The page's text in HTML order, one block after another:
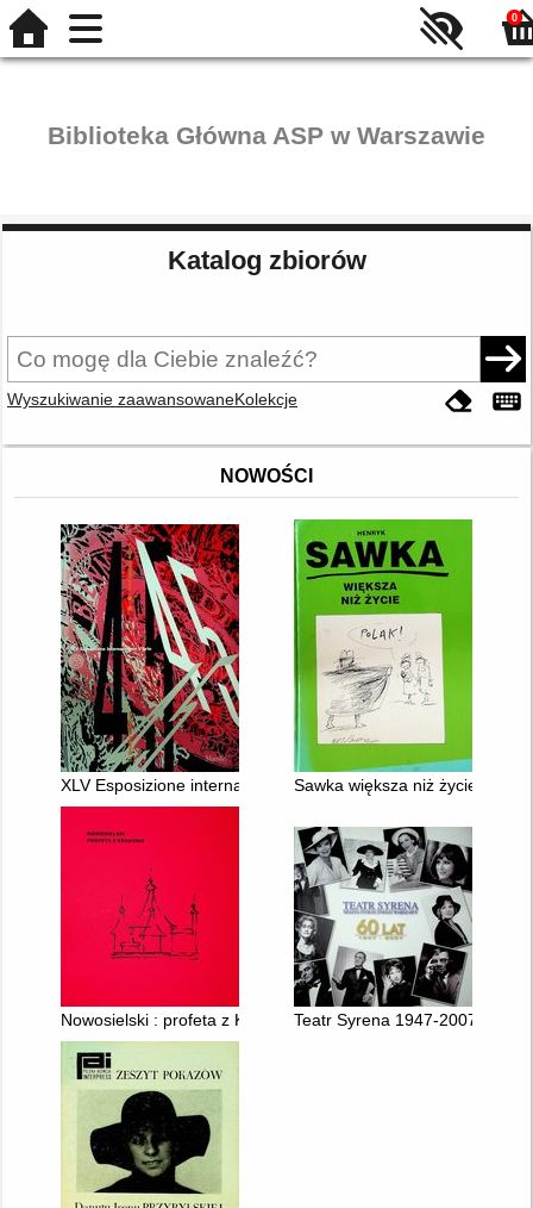
0
Biblioteka Główna ASP w Warszawie
Katalog zbiorów
Wyszukiwanie zaawansowaneKolekcje
NOWOŚCI
XLV Esposizione internazionale d'arte : punti cardinali
Sawka większa niż życie
Nowosielski : profeta z KrakowaTeatr Syrena 1947-2007